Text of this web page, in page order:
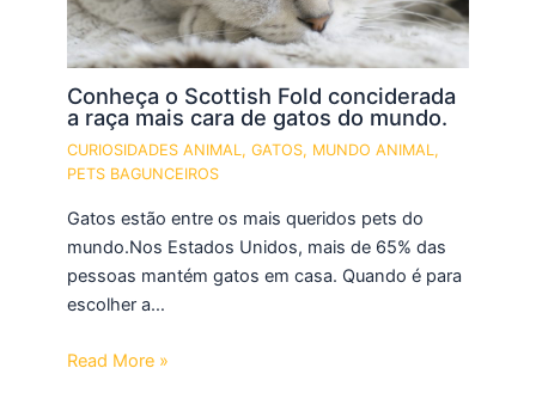
Conheça o Scottish Fold conciderada
a raça mais cara de gatos do mundo.
CURIOSIDADES ANIMAL,GATOS, MUNDO ANIMAL,
PETS BAGUNCEIROS
Gatos estão entre os mais queridos pets do
mundo.Nos Estados Unidos, mais de 65% das
pessoas mantém gatos em casa. Quando é para
escolher a…
Read More »